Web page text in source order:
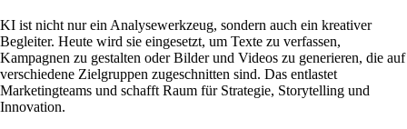
KI ist nicht nur ein Analysewerkzeug, sondern auch ein kreativer
Begleiter. Heute wird sie eingesetzt, um Texte zu verfassen,
Kampagnen zu gestalten oder Bilder und Videos zu generieren, die auf
verschiedene Zielgruppen zugeschnitten sind. Das entlastet
Marketingteams und schafft Raum für Strategie, Storytelling und
Innovation.